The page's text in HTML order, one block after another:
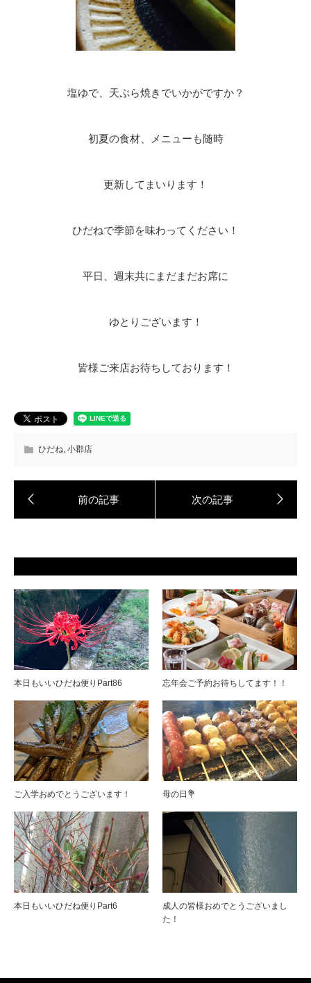
塩ゆで、天ぷら焼きでいかがですか？
初夏の食材、メニューも随時
更新してまいります！
ひだねで季節を味わってください！
平日、週末共にまだまだお席に
ゆとりございます！
皆様ご来店お待ちしております！
ひだね 小郡店
本日もいいひだね便りPart86 忘年会ご予約お待ちしてます！！
ご入学おめでとうございます！ 母の日💐
本日もいいひだね便りPart6
成人の皆様おめでとうございまし
た！